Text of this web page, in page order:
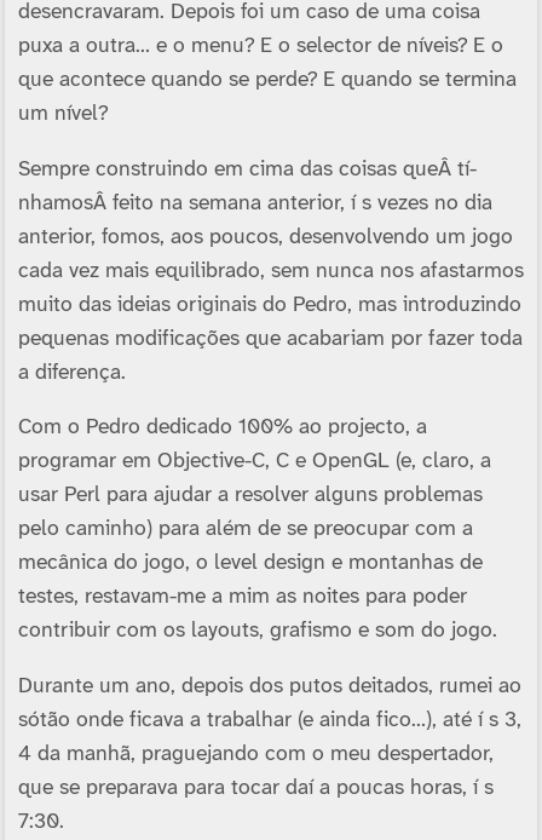
desencravaram. Depois foi um caso de uma coisa
puxa a outra… e o menu? E o selector de ní­veis? E o
que acontece quando se perde? E quando se termina
um ní­vel?
Sempre construindo em cima das coisas queÂ tí­
nhamosÂ feito na semana anterior, í s vezes no dia
anterior, fomos, aos poucos, desenvolvendo um jogo
cada vez mais equilibrado, sem nunca nos afastarmos
muito das ideias originais do Pedro, mas introduzindo
pequenas modificações que acabariam por fazer toda
a diferença.
Com o Pedro dedicado 100% ao projecto, a
programar em Objective-C, C e OpenGL (e, claro, a
usar Perl para ajudar a resolver alguns problemas
pelo caminho) para além de se preocupar com a
mecânica do jogo, o level design e montanhas de
testes, restavam-me a mim as noites para poder
contribuir com os layouts, grafismo e som do jogo.
Durante um ano, depois dos putos deitados, rumei ao
sótão onde ficava a trabalhar (e ainda fico…), até í s 3,
4 da manhã, praguejando com o meu despertador,
que se preparava para tocar daí­ a poucas horas, í s
7:30.